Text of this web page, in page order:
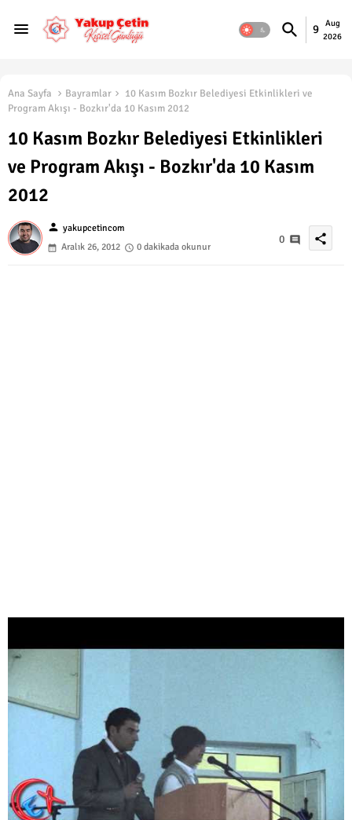
9
Aug
2026
Ana Sayfa Bayramlar
10 Kasım Bozkır Belediyesi Etkinlikleri ve
Program Akışı - Bozkır'da 10 Kasım 2012
10 Kasım Bozkır Belediyesi Etkinlikleri
ve Program Akışı - Bozkır'da 10 Kasım
2012
person yakupcetincom
Aralık 26, 2012
0 dakikada okunur
0 share